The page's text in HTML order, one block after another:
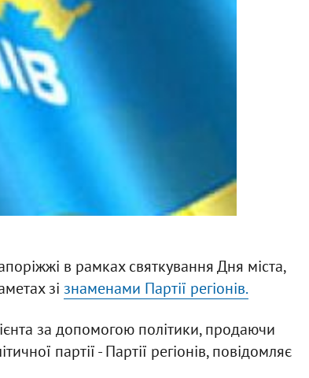
в рамках святкування Дня міста,
зі знаменами Партії регіонів.
за допомогою політики, продаючи
партії - Партії регіонів, повідомляє